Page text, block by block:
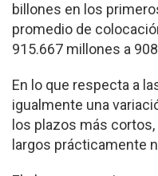
billones en los
promedio de
915.667 millones a
En lo que respecta a
igualmente una
los plazos más
largos prácticamente